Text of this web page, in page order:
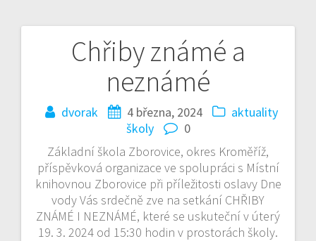
Chřiby známé a
neznámé
dvorak 4 března, 2024
aktuality
školy
0
Základní škola Zborovice, okres Kroměříž,
příspěvková organizace ve spolupráci s Místní
knihovnou Zborovice při příležitosti oslavy Dne
vody Vás srdečně zve na setkání CHŘIBY
ZNÁMÉ I NEZNÁMÉ, které se uskuteční v úterý
19. 3. 2024 od 15:30 hodin v prostorách školy.
Navigace
příspěvek